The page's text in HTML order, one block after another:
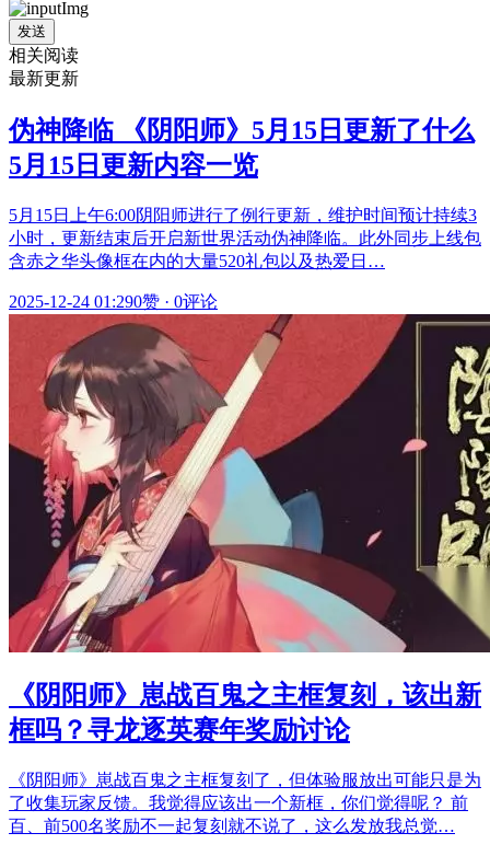
发送
相关阅读
最新更新
伪神降临 《阴阳师》5月15日更新了什么
5月15日更新内容一览
5月15日上午6:00阴阳师进行了例行更新，维护时间预计持续3
小时，更新结束后开启新世界活动伪神降临。此外同步上线包
含赤之华头像框在内的大量520礼包以及热爱日…
2025-12-24 01:290赞 · 0评论
《阴阳师》崽战百鬼之主框复刻，该出新
框吗？寻龙逐英赛年奖励讨论
《阴阳师》崽战百鬼之主框复刻了，但体验服放出可能只是为
了收集玩家反馈。我觉得应该出一个新框，你们觉得呢？ 前
百、前500名奖励不一起复刻就不说了，这么发放我总觉…